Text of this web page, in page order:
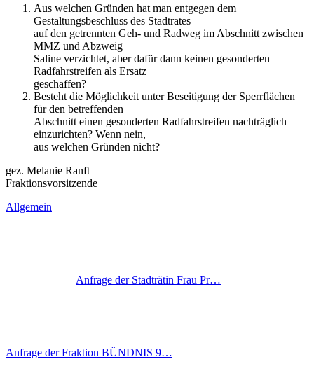
Aus welchen Gründen hat man entgegen dem
Gestaltungsbeschluss des Stadtrates
auf den getrennten Geh- und Radweg im Abschnitt zwischen
MMZ und Abzweig
Saline verzichtet, aber dafür dann keinen gesonderten
Radfahrstreifen als Ersatz
geschaffen?
Besteht die Möglichkeit unter Beseitigung der Sperrflächen
für den betreffenden
Abschnitt einen gesonderten Radfahrstreifen nachträglich
einzurichten? Wenn nein,
aus welchen Gründen nicht?
gez. Melanie Ranft
Fraktionsvorsitzende
Allgemein
Anfrage der Stadträtin Frau Pr…
Anfrage der Fraktion BÜNDNIS 9…